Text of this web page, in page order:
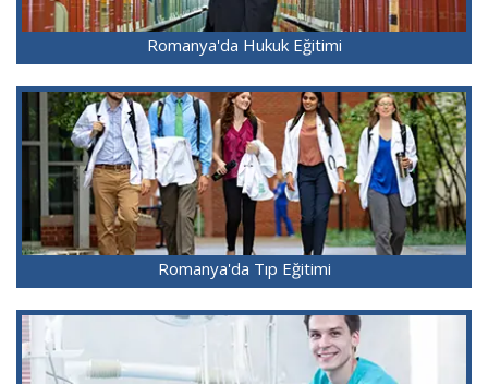
Romanya'da Hukuk Eğitimi
Romanya'da Tıp Eğitimi